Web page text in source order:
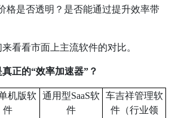
格是否透明？是否能通过提升效率带
看看市面上主流软件的对比。
真正的“效率加速器” ？
机版软
件
通用型SaaS软
件
车吉祥管理软
件（行业领